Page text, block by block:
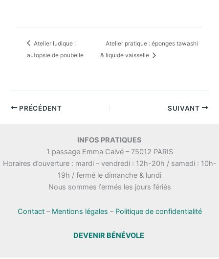
Atelier ludique :
autopsie de poubelle
Atelier pratique : éponges tawashi
& liquide vaisselle
PRÉCÉDENT SUIVANT
INFOS PRATIQUES
1 passage Emma Calvé – 75012 PARIS
Horaires d’ouverture : mardi – vendredi : 12h-20h / samedi : 10h-
19h / fermé le dimanche & lundi
Nous sommes fermés les jours fériés
Contact– Mentions légales – Politique de confidentialité
DEVENIR BÉNÉVOLE